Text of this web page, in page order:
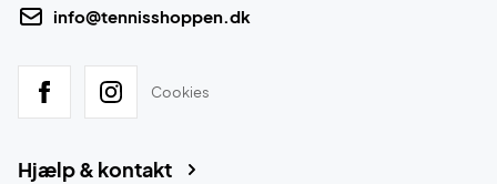
info@tennisshoppen.dk
Cookies
Hjælp & kontakt